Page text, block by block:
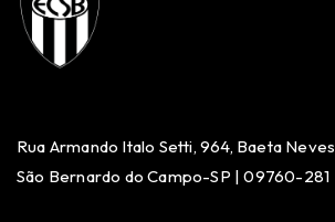
Rua Armando Italo Setti, 964, Baeta Neves
São Bernardo do Campo-SP | 09760-281